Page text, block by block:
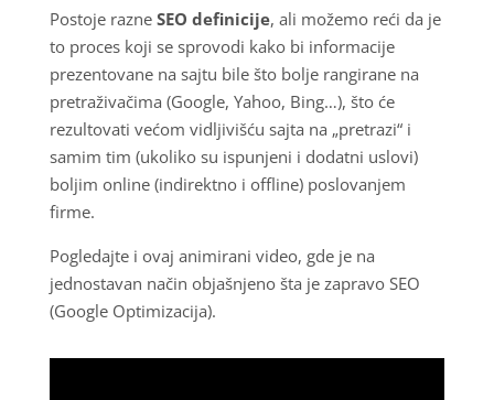
Postoje razne SEO definicije, ali možemo reći da je
to proces koji se sprovodi kako bi informacije
prezentovane na sajtu bile što bolje rangirane na
pretraživačima (Google, Yahoo, Bing…), što će
rezultovati većom vidljivišću sajta na „pretrazi“ i
samim tim (ukoliko su ispunjeni i dodatni uslovi)
boljim online (indirektno i offline) poslovanjem
firme.
Pogledajte i ovaj animirani video, gde je na
jednostavan način objašnjeno šta je zapravo SEO
(Google Optimizacija).